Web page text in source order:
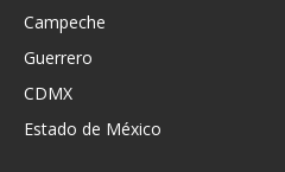
Campeche
Guerrero
CDMX
Estado de México